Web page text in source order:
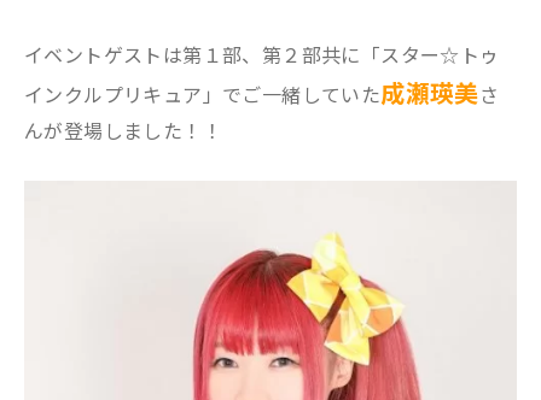
イベントゲストは第１部、第２部共に「スター☆トゥ
インクルプリキュア」でご一緒していた成瀬瑛美さ
んが登場しました！！